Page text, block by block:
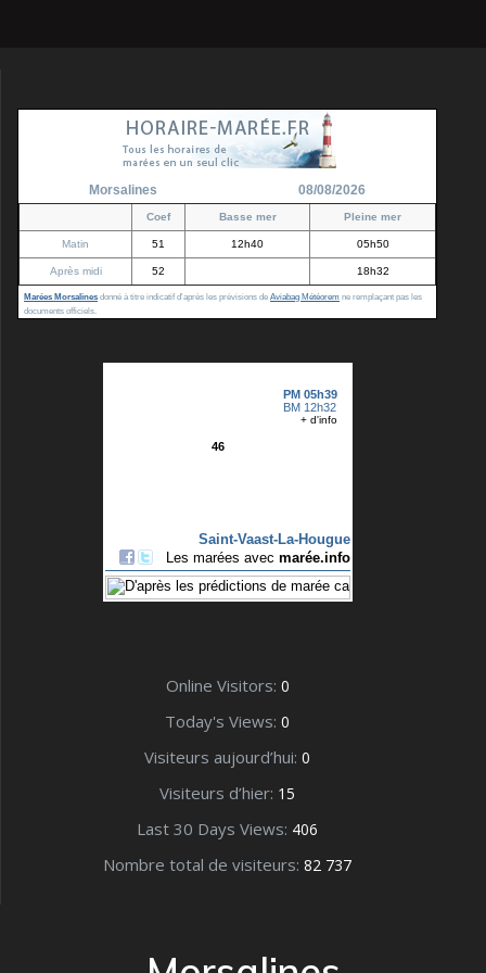
Morsalines 08/08/2026
Coef Basse mer Pleine mer
Matin 51 12h40 05h50
Après midi 52 18h32
Marées Morsalines donné à titre indicatif d'après les prévisions de Aviabag Météorem ne remplaçant pas les
documents officiels.
Online Visitors: 0
Today's Views: 0
Visiteurs aujourd’hui: 0
Visiteurs d’hier: 15
Last 30 Days Views: 406
Nombre total de visiteurs: 82 737